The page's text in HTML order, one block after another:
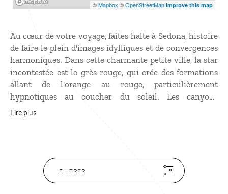
©Mapbox ©OpenStreetMap Improve this map
Au cœur de votre voyage, faites halte à Sedona, histoire
de faire le plein d'images idylliques et de convergences
harmoniques. Dans cette charmante petite ville, la star
incontestée est le grès rouge, qui crée des formations
allant de l'orange au rouge, particulièrement
hypnotiques au coucher du soleil. Les canyons
alentours offrent eux-aussi des paysages d'une beauté
son aura ou rééquilibrer ses chakras, grâce à la
présence de vortex (spirales d'énergie tellurique)
particulièrement actifs dans le secteur. Pour les
Lire plus
FILTRER